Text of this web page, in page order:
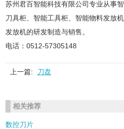
苏州君百智能科技有限公司专业从事
刀具柜、智能工具柜、智能物料发放
发放机的研发制造与销售。
电话：0512-57305148
上一篇: 刀盘
相关推荐
数控刀片